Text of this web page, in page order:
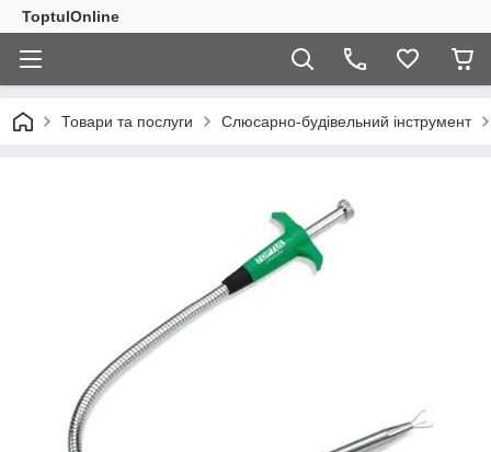
ToptulOnline
Товари та послуги Слюсарно-будівельний інструмент